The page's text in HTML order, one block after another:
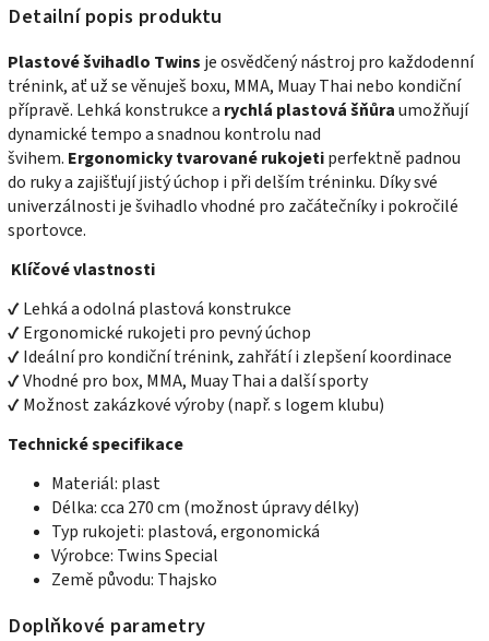
Detailní popis produktu
Plastové švihadlo Twins je osvědčený nástroj pro každodenní
trénink, ať už se věnuješ boxu, MMA, Muay Thai nebo kondiční
přípravě. Lehká konstrukce a rychlá plastová šňůraumožňují
dynamické tempo a snadnou kontrolu nad
švihem. Ergonomicky tvarované rukojetiperfektně padnou
do ruky a zajišťují jistý úchop i při delším tréninku. Díky své
univerzálnosti je švihadlo vhodné pro začátečníky i pokročilé
sportovce.
Klíčové vlastnosti
✔ Lehká a odolná plastová konstrukce
✔ Ergonomické rukojeti pro pevný úchop
✔ Ideální pro kondiční trénink, zahřátí i zlepšení koordinace
✔ Vhodné pro box, MMA, Muay Thai a další sporty
✔ Možnost zakázkové výroby (např. s logem klubu)
Technické specifikace
Materiál: plast
Délka: cca 270 cm (možnost úpravy délky)
Typ rukojeti: plastová, ergonomická
Výrobce: Twins Special
Země původu: Thajsko
Doplňkové parametry